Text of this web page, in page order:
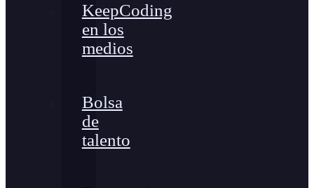
KeepCoding
en los
medios
Bolsa
de
talento